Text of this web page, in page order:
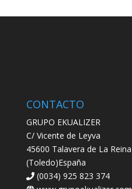
CONTACTO
GRUPO EKUALIZER
C/ Vicente de Leyva
45600 Talavera de La Reina
(Toledo)España
(0034) 925 823 374